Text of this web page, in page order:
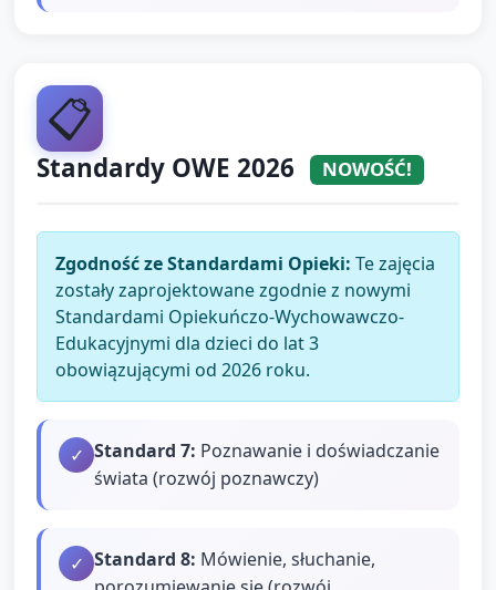
📋
Standardy OWE 2026 NOWOŚĆ!
Zgodność ze Standardami Opieki: Te zajęcia
zostały zaprojektowane zgodnie z nowymi
Standardami Opiekuńczo-Wychowawczo-
Edukacyjnymi dla dzieci do lat 3
obowiązującymi od 2026 roku.
✓ Standard 7: Poznawanie i doświadczanie
świata (rozwój poznawczy)
✓ Standard 8: Mówienie, słuchanie,